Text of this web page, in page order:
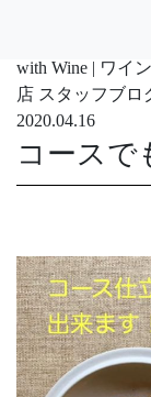
with Wine | ワイ
店 スタッフブロ
2020.04.16
コースで